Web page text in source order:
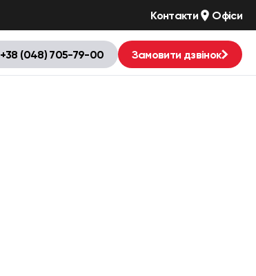
Контакти Офіси
+38 (048) 705-79-00 Замовити дзвінок